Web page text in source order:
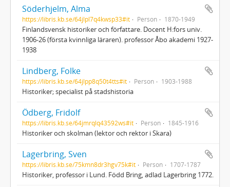
Söderhjelm, Alma
https://libris.kb.se/64jlpl7q4kwsp33#it Person 1870-1949
Finlandsvensk historiker och författare. Docent H:fors univ.
1906-26 (första kvinnliga läraren). professor Åbo akademi 1927-
1938
Lindberg, Folke
https://libris.kb.se/64jlpp8q50t4tts#it Person 1903-1988
Historiker; specialist på stadshistoria
Ödberg, Fridolf
https://libris.kb.se/64jmrqlq43592ws#it Person 1845-1916
Historiker och skolman (lektor och rektor i Skara)
Lagerbring, Sven
https://libris.kb.se/75kmn8dr3hgv75k#it Person 1707-1787
Historiker, professor i Lund. Född Bring, adlad Lagerbring 1772.